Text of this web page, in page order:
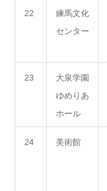
22
練馬文化
センター
23
大泉学園
ゆめりあ
ホール
24 美術館